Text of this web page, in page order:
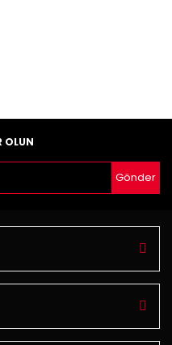
OLUN
Gönder